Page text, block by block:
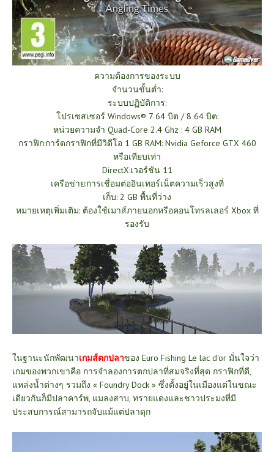
ความต้องการของระบบ
จำนวนขั้นต่ำ:
ระบบปฏิบัติการ:
โปรเซสเซอร์ Windows® 7 64 บิต / 8 64 บิต:
หน่วยความจำ Quad-Core 2.4 Ghz : 4 GB RAM
กราฟิก:การ์ดกราฟิกที่มีวิดีโอ 1 GB RAM: Nvidia Geforce GTX 460
หรือเทียบเท่า
DirectX:เวอร์ชัน 11
เครือข่าย:การเชื่อมต่ออินเทอร์เน็ตความเร็วสูงที่
เก็บ: 2 GB พื้นที่ว่าง
หมายเหตุเพิ่มเติม: ต้องใช้เมาส์ภายนอกหรือคอนโทรลเลอร์ Xbox ที่
รองรับ
ในฐานะนักพัฒนาเกมส์ตกปลาของ Euro Fishing Le lac d'or มั่นใจว่า
เกมของพวกเขาคือ การจำลองการตกปลาที่สมจริงที่สุด กราฟิกที่ดี,
แหล่งน้ำต่างๆ รวมถึง « Foundry Dock » ซึ่งตั้งอยู่ในเมืองแต่ในขณะ
เดียวกันก็มีปลาคาร์พ, แมลงสาบ, ทรายแดงและชาวประมงที่มี
ประสบการณ์สามารถจับแม้แต่ปลาดุก